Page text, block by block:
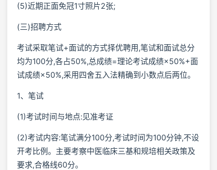
(5)近期正面免冠1寸照片2张;
(三)招聘方式
考试采取笔试+面试的方式择优聘用,笔试和面试总分
均为100分,各占50%,总成绩=理论考试成绩×50%+面
试成绩×50%,采用四舍五入法精确到小数点后两位。
1、笔试
(1)考试时间与地点:见准考证
(2)考试内容:笔试满分100分,考试时间为100分钟,不设
开考比例。主要考察中医临床三基和规培相关政策及
要求,合格线60分。